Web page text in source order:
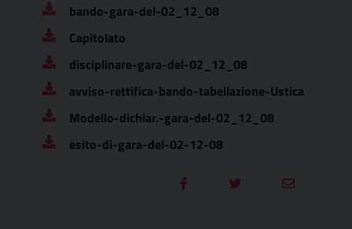
bando-gara-del-02_12_08
Capitolato
disciplinare-gara-del-02_12_08
avviso-rettifica-bando-tabellazione-Ustica
Modello-dichiar.-gara-del-02_12_08
esito-di-gara-del-02-12-08